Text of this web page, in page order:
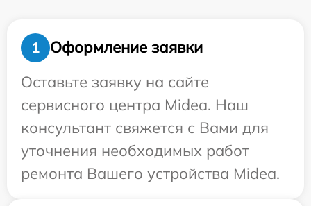
1
Оформление заявки
Оставьте заявку на сайте
сервисного центра Midea. Наш
консультант свяжется с Вами для
уточнения необходимых работ
ремонта Вашего устройства Midea.